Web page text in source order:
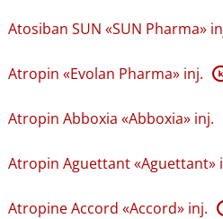
Atosiban SUN «SUN Pharma»
Atropin «Evolan Pharma» inj. K
Atropin Abboxia «Abboxia» inj.
Atropin Aguettant «Aguettant»
Atropine Accord «Accord» inj.